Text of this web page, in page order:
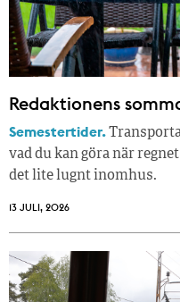
Redaktionens
Semestertider.
vad du kan göra när
det lite lugnt inomhus.
13 JULI, 2026